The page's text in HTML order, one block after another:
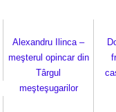
Alexandru Ilinca –
meşterul opincar din
Târgul
meşteşugarilor